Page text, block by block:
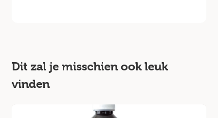
Dit zal je misschien ook leuk
vinden